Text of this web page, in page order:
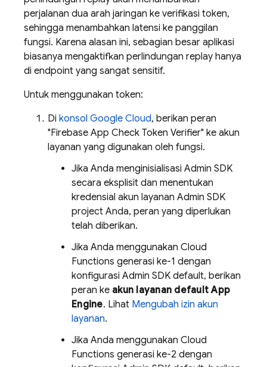
perjalanan dua arah jaringan ke verifikasi token,
sehingga menambahkan latensi ke panggilan
fungsi. Karena alasan ini, sebagian besar aplikasi
biasanya mengaktifkan perlindungan replay hanya
di endpoint yang sangat sensitif.
Untuk menggunakan token:
Di konsol Google Cloud, berikan peran
"Firebase App Check Token Verifier" ke akun
layanan yang digunakan oleh fungsi.
Jika Anda menginisialisasi Admin SDK
secara eksplisit dan menentukan
kredensial akun layanan Admin SDK
project Anda, peran yang diperlukan
telah diberikan.
Jika Anda menggunakan Cloud
Functions generasi ke-1 dengan
konfigurasi Admin SDK default, berikan
peran ke akun layanan default App
Engine. Lihat Mengubah izin akun
layanan.
Jika Anda menggunakan Cloud
Functions generasi ke-2 dengan